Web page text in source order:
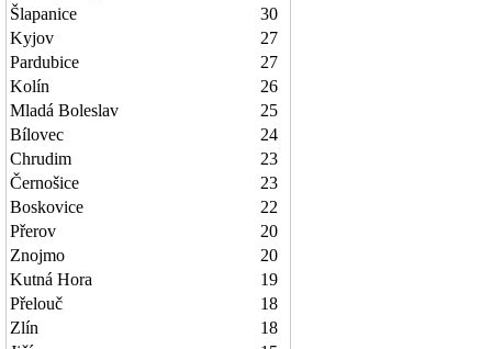
Šlapanice
30
Kyjov
27
Pardubice
27
Kolín
26
Mladá Boleslav
25
Bílovec
24
Chrudim
23
Černošice
23
Boskovice
22
Přerov
20
Znojmo
20
Kutná Hora
19
Přelouč
18
Zlín
18